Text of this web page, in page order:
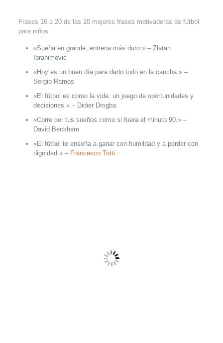
Frases 16 a 20 de las 20 mejores frases motivadoras de fútbol
para niños
«Sueña en grande, entrena más duro.» – Zlatan
Ibrahimović
«Hoy es un buen día para darlo todo en la cancha.» –
Sergio Ramos
«El fútbol es como la vida: un juego de oportunidades y
decisiones.» – Didier Drogba
«Corre por tus sueños como si fuera el minuto 90.» –
David Beckham
«El fútbol te enseña a ganar con humildad y a perder con
dignidad.» – Francesco Totti